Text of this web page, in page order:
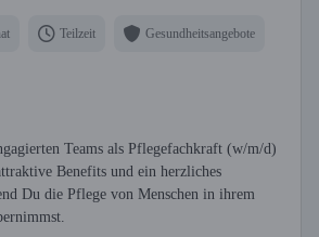
Teilzeit Gesundheitsangebote
Teams als Pflegefachkraft (w/m/d)
Benefits und ein herzliches
Du die Pflege von Menschen in ihrem